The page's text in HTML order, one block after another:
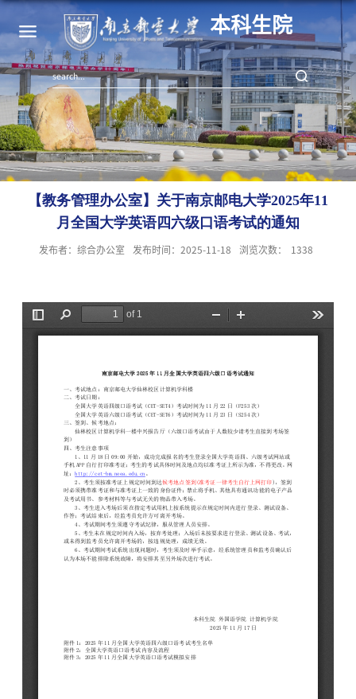
本科生院
【教务管理办公室】关于南京邮电大学2025年11
月全国大学英语四六级口语考试的通知
发布者：综合办公室 发布时间：2025-11-18 浏览次数： 1338